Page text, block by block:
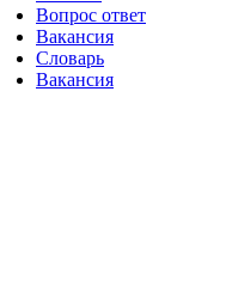
Вопрос ответ
Вакансия
Словарь
Вакансия